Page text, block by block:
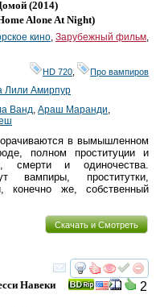
(2014)
Alone At Night)
кино Зарубежный фильм
HD 720 Про вампиров
Лили Амирпур
Ванд Араш Маранди
в вымышленном
полном проституции и
смерти и одиночества.
вампиры, проститутки,
конечно же, собственный
Скачать и Смотреть
смотреть
2
Навеки